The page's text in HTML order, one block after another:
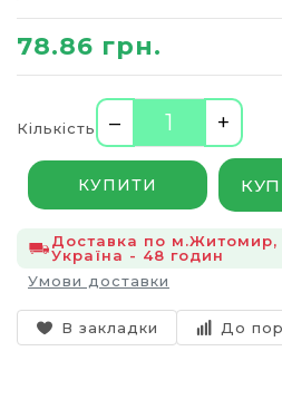
78.86 грн.
Кількість – +
КУПИТИ
Доставка по м.Житомир,
Україна - 48 годин
Умови доставки
В закладки До